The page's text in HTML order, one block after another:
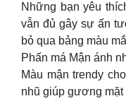
Những bạn yêu
vẫn đủ gây sự ấn
bỏ qua bảng màu
Phấn má Mận ánh
Màu mận trendy
nhũ giúp gương mặt